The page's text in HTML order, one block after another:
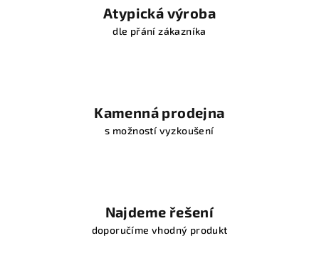
Atypická výroba
dle přání zákazníka
Kamenná prodejna
s možností vyzkoušení
Najdeme řešení
doporučíme vhodný produkt